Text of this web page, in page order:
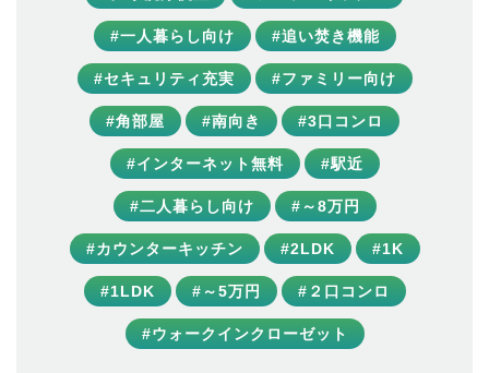
#一人暮らし向け #追い焚き機能
#セキュリティ充実 #ファミリー向け
#角部屋 #南向き #3口コンロ
#インターネット無料 #駅近
#二人暮らし向け #～8万円
#カウンターキッチン #2LDK #1K
#1LDK #～5万円 #２口コンロ
#ウォークインクローゼット